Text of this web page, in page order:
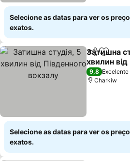
Selecione as datas para ver os
exatos.
Partilhar
Затишна
хвилин
вокзалу
Ver preços
9,8 Excelente
Charkiw
Selecione as datas para ver os
exatos.